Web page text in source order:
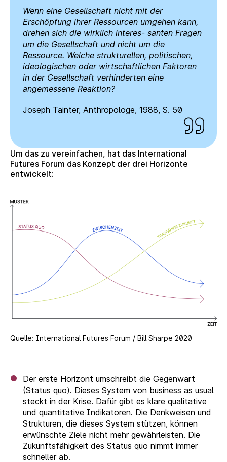
Wenn eine Gesellschaft nicht mit der
Erschöpfung ihrer Ressourcen umgehen kann,
drehen sich die wirklich interes- santen Fragen
um die Gesellschaft und nicht um die
Ressource. Welche strukturellen, politischen,
ideologischen oder wirtschaftlichen Faktoren
in der Gesellschaft verhinderten eine
angemessene Reaktion?
Joseph Tainter, Anthropologe, 1988, S. 50
Um das zu vereinfachen, hat das International
Futures Forum das Konzept der drei Horizonte
entwickelt:
Quelle: International Futures Forum / Bill Sharpe 2020
Der erste Horizont umschreibt die Gegenwart
(Status quo). Dieses System von business as usual
steckt in der Krise. Dafür gibt es klare qualitative
und quantitative Indikatoren. Die Denkweisen und
Strukturen, die dieses System stützen, können
erwünschte Ziele nicht mehr gewährleisten. Die
Zukunftsfähigkeit des Status quo nimmt immer
schneller ab.